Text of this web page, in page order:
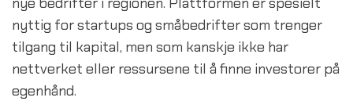
nyttig for startups og småbedrifter som trenger
tilgang til kapital, men som kanskje ikke har
nettverket eller ressursene til å finne investorer på
egenhånd.